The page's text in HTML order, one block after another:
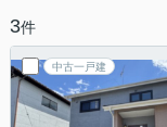
3件
中古一戸建